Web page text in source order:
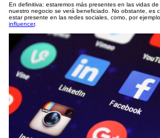
En definitiva: estaremos más presentes en las vidas
nuestro negocio se verá beneficiado. No obstante, es
estar presente en las redes sociales, como, por
influencer.